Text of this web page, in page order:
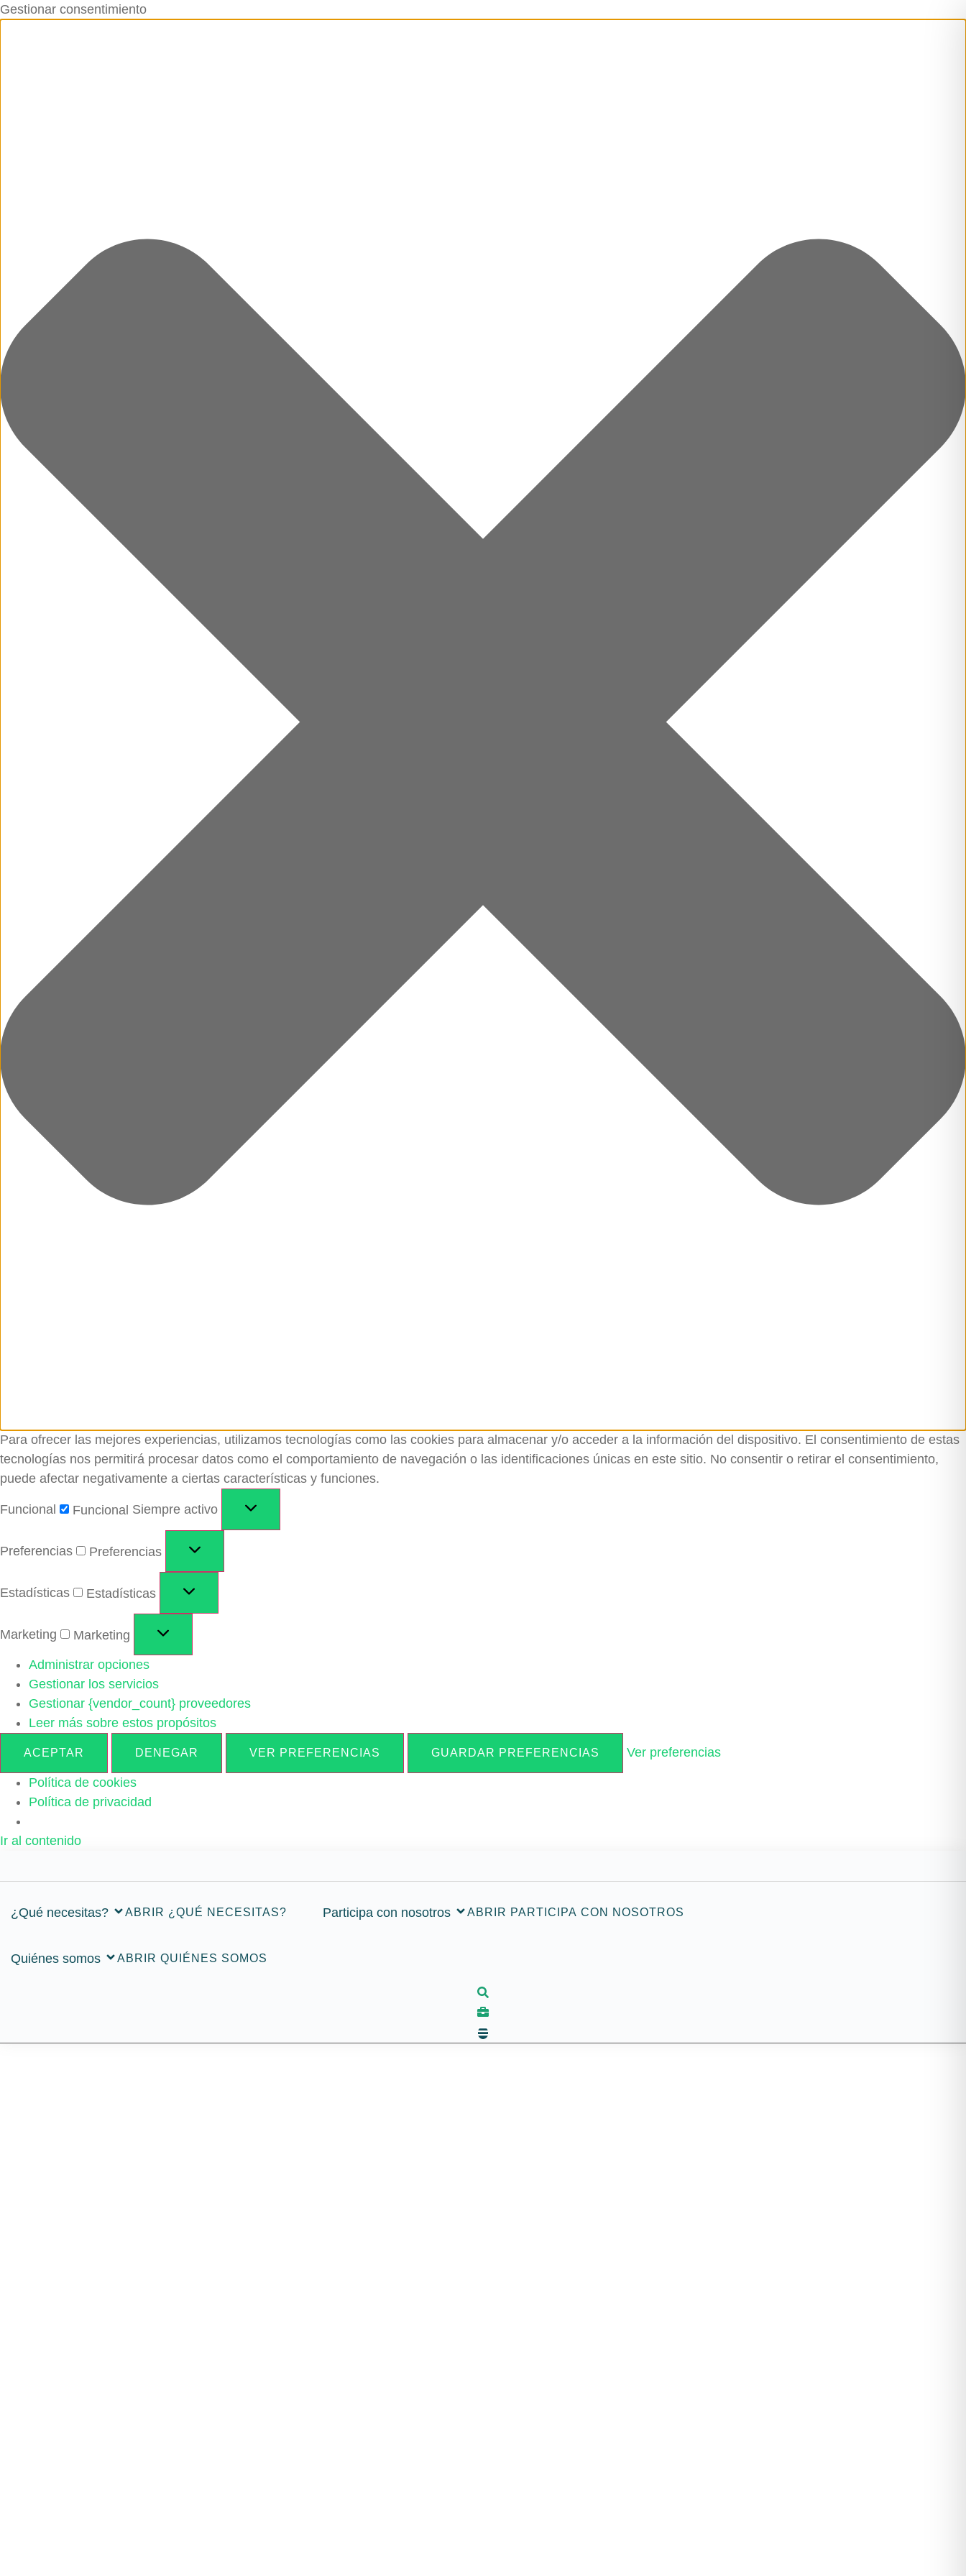
Gestionar consentimiento
Para ofrecer las mejores experiencias, utilizamos tecnologías como las cookies para almacenar y/o acceder a la información del dispositivo. El consentimiento de estas
tecnologías nos permitirá procesar datos como el comportamiento de navegación o las identificaciones únicas en este sitio. No consentir o retirar el consentimiento,
puede afectar negativamente a ciertas características y funciones.
Funcional Funcional Siempre activo
Preferencias Preferencias
Estadísticas Estadísticas
Marketing Marketing
Administrar opciones
Gestionar los servicios
Gestionar {vendor_count} proveedores
Leer más sobre estos propósitos
ACEPTAR DENEGAR VER PREFERENCIAS GUARDAR PREFERENCIAS Ver preferencias
Política de cookies
Política de privacidad
Ir al contenido
¿Qué necesitas? ABRIR ¿QUÉ NECESITAS? Participa con nosotros ABRIR PARTICIPA CON NOSOTROS
Quiénes somos ABRIR QUIÉNES SOMOS